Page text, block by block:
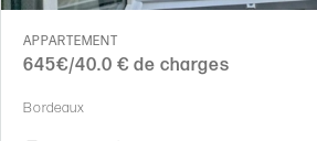
APPARTEMENT
645€/40.0 € de charges
Bordeaux